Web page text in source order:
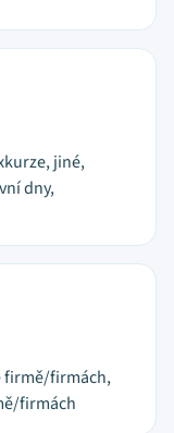
jiné,
dny,
firmě/firmách,
firmách